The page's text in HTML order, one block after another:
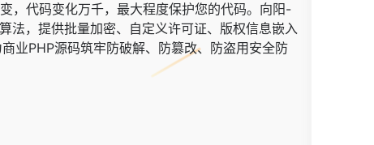
，代码变化万千，最大程度保护您的代码。向阳-
法，提供批量加密、自定义许可证、版权信息嵌入
业PHP源码筑牢防破解、防篡改、防盗用安全防